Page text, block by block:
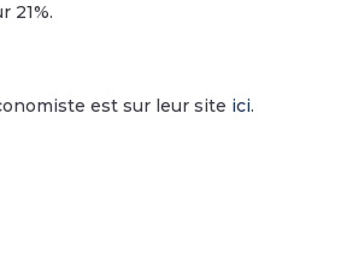
21%.
est sur leur site ici.